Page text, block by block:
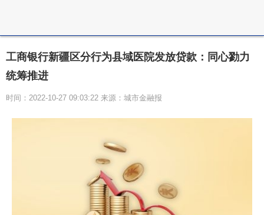
工商银行新疆区分行为县域医院发放贷款：同心勠力
统筹推进
时间：2022-10-27 09:03:22 来源：城市金融报